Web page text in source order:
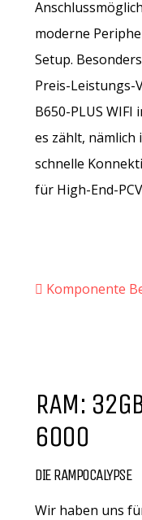
moderne
Setup.
Preis-Leistungs-
B650-PLUS
es zählt, nämlich
schnelle
für High-End-
Komponente
RAM:
6000
DIE RAMPOCALYPSE
Wir haben uns